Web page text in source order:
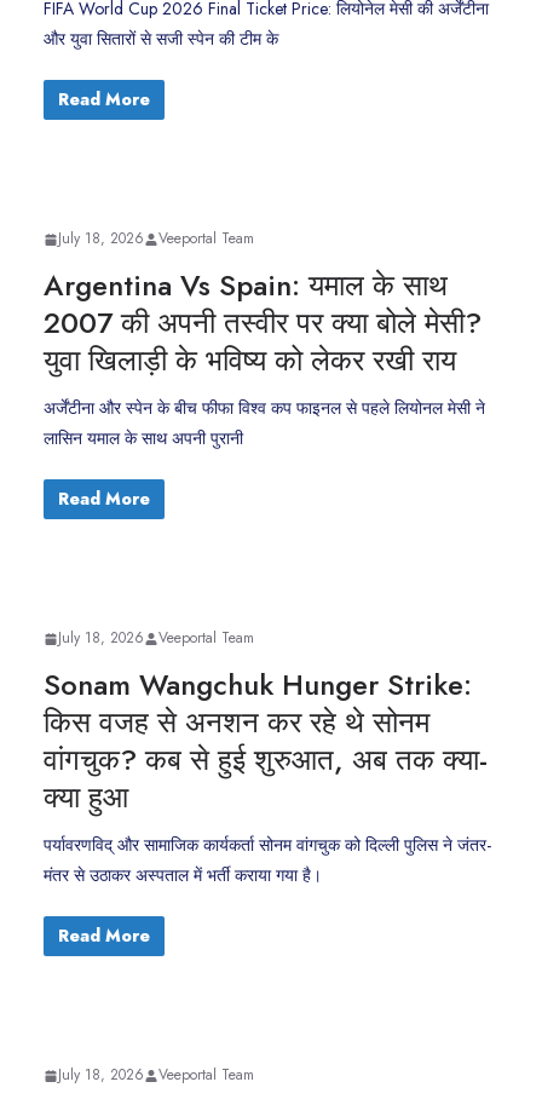
FIFA World Cup 2026 Final Ticket Price: लियोनेल मेसी की अर्जेंटीना
और युवा सितारों से सजी स्पेन की टीम के
Read More
July 18, 2026 Veeportal Team
Argentina Vs Spain: यमाल के साथ
2007 की अपनी तस्वीर पर क्या बोले मेसी?
युवा खिलाड़ी के भविष्य को लेकर रखी राय
अर्जेंटीना और स्पेन के बीच फीफा विश्व कप फाइनल से पहले लियोनल मेसी ने
लासिन यमाल के साथ अपनी पुरानी
Read More
July 18, 2026 Veeportal Team
Sonam Wangchuk Hunger Strike:
किस वजह से अनशन कर रहे थे सोनम
वांगचुक? कब से हुई शुरुआत, अब तक क्या-
क्या हुआ
पर्यावरणविद् और सामाजिक कार्यकर्ता सोनम वांगचुक को दिल्ली पुलिस ने जंतर-
मंतर से उठाकर अस्पताल में भर्ती कराया गया है।
Read More
July 18, 2026 Veeportal Team